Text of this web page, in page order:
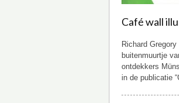
Café wall
Richard
buitenmuurtje
ontdekkers
in de publicatie